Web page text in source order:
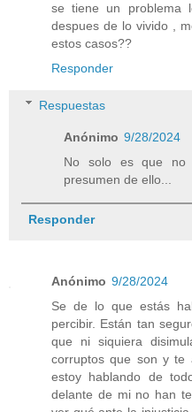
se tiene un problema
despues de lo vivido ,
estos casos??
Responder
Respuestas
Anónimo 9/28/2024
No solo es que no
presumen de ello...
Responder
Anónimo 9/28/2024
Se de lo que estás
percibir. Están tan
que ni siquiera
corruptos que son y te
estoy hablando de
delante de mi no han